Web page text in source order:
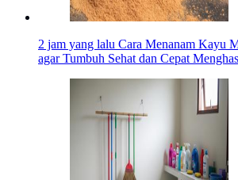
2 jam yang lalu Cara Menanam Kayu
agar Tumbuh Sehat dan Cepat